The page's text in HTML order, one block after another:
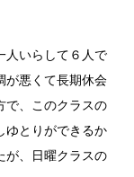
人いらして６人で
が悪くて長期休会
で、このクラスの
ゆとりができるか
、日曜クラスの